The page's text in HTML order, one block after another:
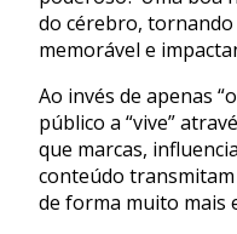
do cérebro, tornando
memorável e
Ao invés de apenas
público a “vive”
que marcas,
conteúdo
de forma muito mais